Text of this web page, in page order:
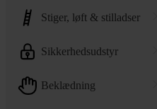
stiger, løft & stilladser
sikkerhedsudstyr
beklædning